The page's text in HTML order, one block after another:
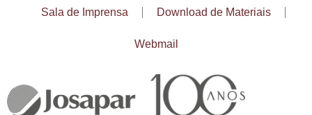
Sala de Imprensa Download de Materiais
Webmail